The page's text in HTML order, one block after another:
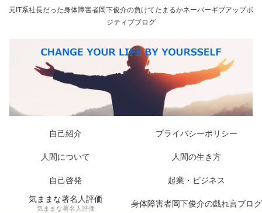
元IT系社長だった身体障害者岡下俊介の負けてたまるかネーバーギブアップポ
ジティブブログ
自己紹介 プライバシーポリシー
人間について 人間の生き方
自己啓発
起業・ビジネス
気ままな著名人評価
気ままな著名人評価 身体障害者岡下俊介の戯れ言ブログ